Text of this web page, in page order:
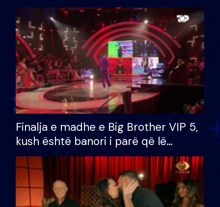
Finalja e madhe e Big Brother VIP 5,
kush është banori i parë që lë
shtëpinë dhe humb mundësinë për
të fituar çmimin e madh